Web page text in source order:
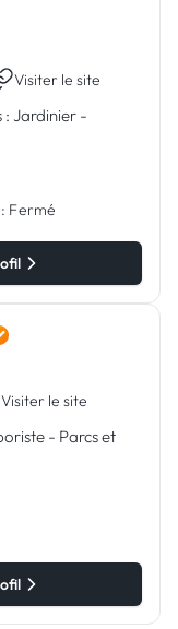
Visiter le site
: Jardinier -
Fermé
Visiter le site
- Parcs et